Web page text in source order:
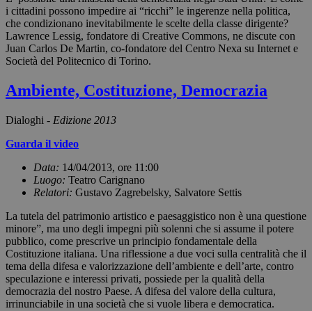
i cittadini possono impedire ai “ricchi” le ingerenze nella politica,
che condizionano inevitabilmente le scelte della classe dirigente?
Lawrence Lessig, fondatore di Creative Commons, ne discute con
Juan Carlos De Martin, co-fondatore del Centro Nexa su Internet e
Società del Politecnico di Torino.
Ambiente, Costituzione, Democrazia
Dialoghi - Edizione 2013
Guarda il video
Data: 14/04/2013, ore 11:00
Luogo: Teatro Carignano
Relatori: Gustavo Zagrebelsky, Salvatore Settis
La tutela del patrimonio artistico e paesaggistico non è una questione
minore”, ma uno degli impegni più solenni che si assume il potere
pubblico, come prescrive un principio fondamentale della
Costituzione italiana. Una riflessione a due voci sulla centralità che il
tema della difesa e valorizzazione dell’ambiente e dell’arte, contro
speculazione e interessi privati, possiede per la qualità della
democrazia del nostro Paese. A difesa del valore della cultura,
irrinunciabile in una società che si vuole libera e democratica.